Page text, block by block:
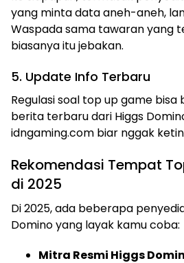
yang minta data aneh-aneh,
Waspada sama tawaran yang
biasanya itu jebakan.
5. Update Info Terbaru
Regulasi soal top up game
berita terbaru dari Higgs
idngaming.com biar nggak
Rekomendasi Tempat
di 2025
Di 2025, ada beberapa
Domino yang layak kamu coba:
Mitra Resmi Higgs